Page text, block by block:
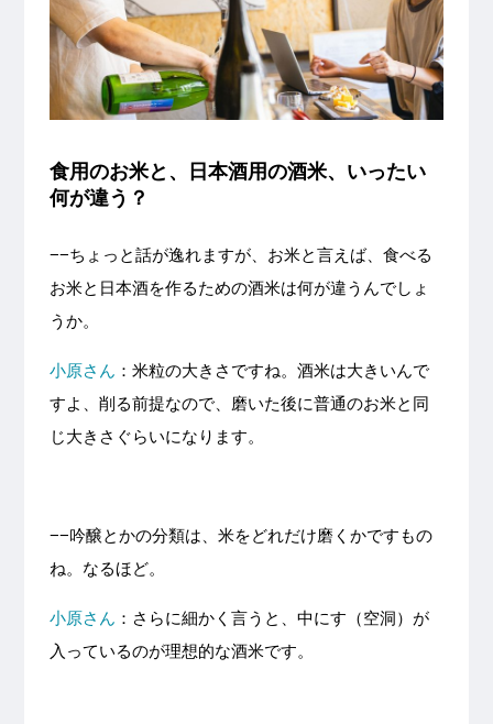
食用のお米と、日本酒用の酒米、いったい
何が違う？
−−ちょっと話が逸れますが、お米と言えば、食べる
お米と日本酒を作るための酒米は何が違うんでしょ
うか。
小原さん ：米粒の大きさですね。酒米は大きいんで
すよ、削る前提なので、磨いた後に普通のお米と同
じ大きさぐらいになります。
−−吟醸とかの分類は、米をどれだけ磨くかですもの
ね。なるほど。
小原さん ：さらに細かく言うと、中にす（空洞）が
入っているのが理想的な酒米です。